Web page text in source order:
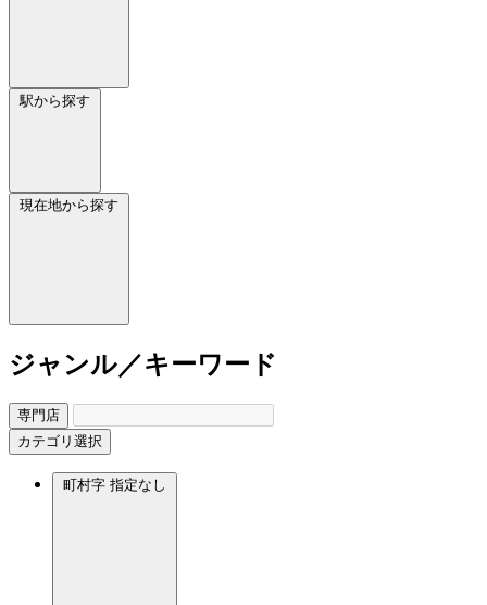
駅から探す
現在地から探す
ジャンル／キーワード
専門店
カテゴリ選択
町村字 指定なし